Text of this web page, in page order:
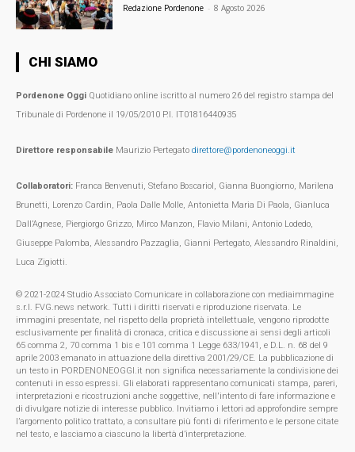
Redazione Pordenone - 8 Agosto 2026
CHI SIAMO
Pordenone Oggi Quotidiano online iscritto al numero 26 del registro stampa del
Tribunale di Pordenone il 19/05/2010 P.I. IT01816440935
Direttore responsabile Maurizio Pertegato direttore@pordenoneoggi.it
Collaboratori: Franca Benvenuti, Stefano Boscariol, Gianna Buongiorno, Marilena
Brunetti, Lorenzo Cardin, Paola Dalle Molle, Antonietta Maria Di Paola, Gianluca
Dall’Agnese, Piergiorgo Grizzo, Mirco Manzon, Flavio Milani, Antonio Lodedo,
Giuseppe Palomba, Alessandro Pazzaglia, Gianni Pertegato, Alessandro Rinaldini,
Luca Zigiotti.
© 2021-2024 Studio Associato Comunicare in collaborazione con mediaimmagine
s.r.l. FVG.news network. Tutti i diritti riservati e riproduzione riservata. Le
immagini presentate, nel rispetto della proprietà intellettuale, vengono riprodotte
esclusivamente per finalità di cronaca, critica e discussione ai sensi degli articoli
65 comma 2, 70 comma 1 bis e 101 comma 1 Legge 633/1941, e D.L. n. 68 del 9
aprile 2003 emanato in attuazione della direttiva 2001/29/CE. La pubblicazione di
un testo in PORDENONEOGGI.it non significa necessariamente la condivisione dei
contenuti in esso espressi. Gli elaborati rappresentano comunicati stampa, pareri,
interpretazioni e ricostruzioni anche soggettive, nell'intento di fare informazione e
di divulgare notizie di interesse pubblico. Invitiamo i lettori ad approfondire sempre
l’argomento politico trattato, a consultare più fonti di riferimento e le persone citate
nel testo, e lasciamo a ciascuno la libertà d’interpretazione.